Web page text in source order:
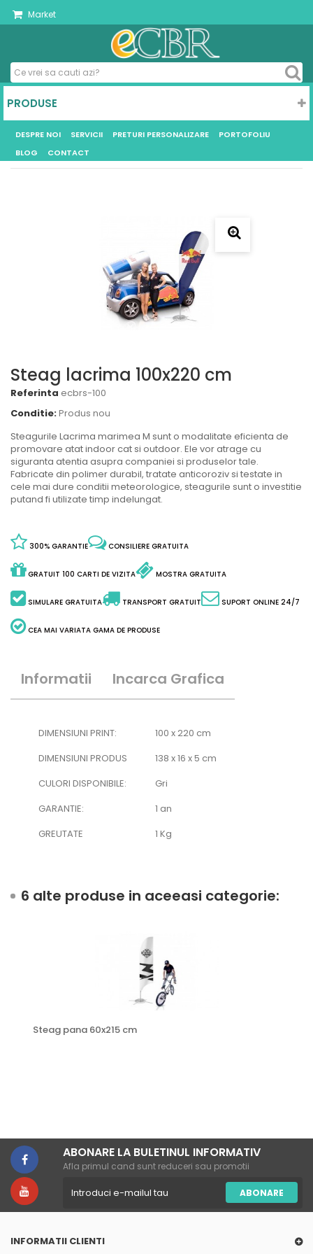
Market
PRODUSE
DESPRE NOI SERVICII PRETURI PERSONALIZARE
PORTOFOLIU
BLOG
CONTACT
Steag lacrima 100x220 cm
Referinta ecbrs-100
Conditie:Produs nou
Steagurile Lacrima marimea M sunt o modalitate eficienta de
promovare atat indoor cat si outdoor. Ele vor atrage cu
siguranta atentia asupra companiei si produselor tale.
Fabricate din polimer durabil, tratate anticoroziv si testate in
cele mai dure conditii meteorologice, steagurile sunt o investitie
putand fi utilizate timp indelungat.
300% GARANTIE CONSILIERE GRATUITA
GRATUIT 100 CARTI DE VIZITA MOSTRA GRATUITA
SIMULARE GRATUITA TRANSPORT GRATUIT SUPORT ONLINE 24/7
CEA MAI VARIATA GAMA DE PRODUSE
Informatii Incarca Grafica
DIMENSIUNI PRINT:
100 x 220 cm
DIMENSIUNI PRODUS
138 x 16 x 5 cm
CULORI DISPONIBILE:
Gri
GARANTIE:
1 an
GREUTATE
1 Kg
6 alte produse in aceeasi categorie:
Steag pana 60x215 cm
ABONARE LA BULETINUL INFORMATIV
Afla primul cand sunt reduceri sau promotii
ABONARE
INFORMATII CLIENTI